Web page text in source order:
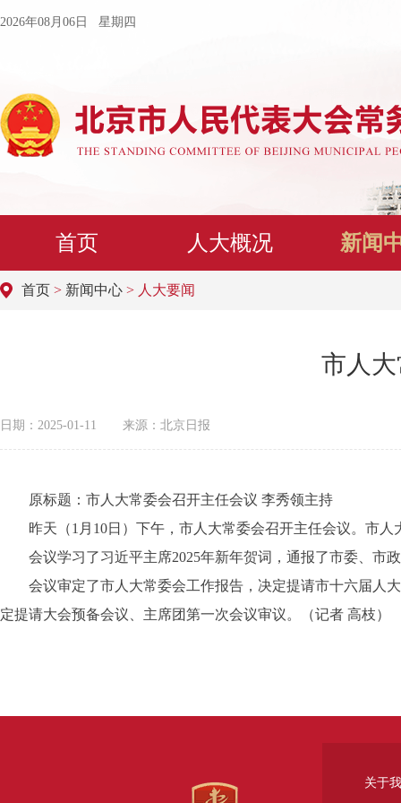
2026年08月06日 星期四
首页 人大概况 新闻
首页 > 新闻中心 > 人大要闻
市人
日期：2025-01-11 来源：北京日报
原标题：市人大常委会召开主任会议 李秀领主持
昨天（1月10日）下午，市人大常委会召开主任会议。市人
会议学习了习近平主席2025年新年贺词，通报了市委、市
会议审定了市人大常委会工作报告，决定提请市十六届人大
定提请大会预备会议、主席团第一次会议审议。（记者 高枝）
关于